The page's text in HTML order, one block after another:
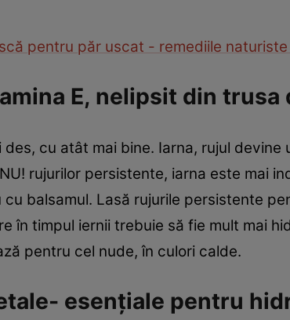
pentru păr uscat - remediile
E, nelipsit din trusa
des, cu atât mai bine. Iarna, rujul
rujurilor persistente, iarna este mai
cu balsamul. Lasă rujurile persistente
în timpul iernii trebuie să fie mult mai
pentru cel nude, în culori calde.
esenţiale pentru